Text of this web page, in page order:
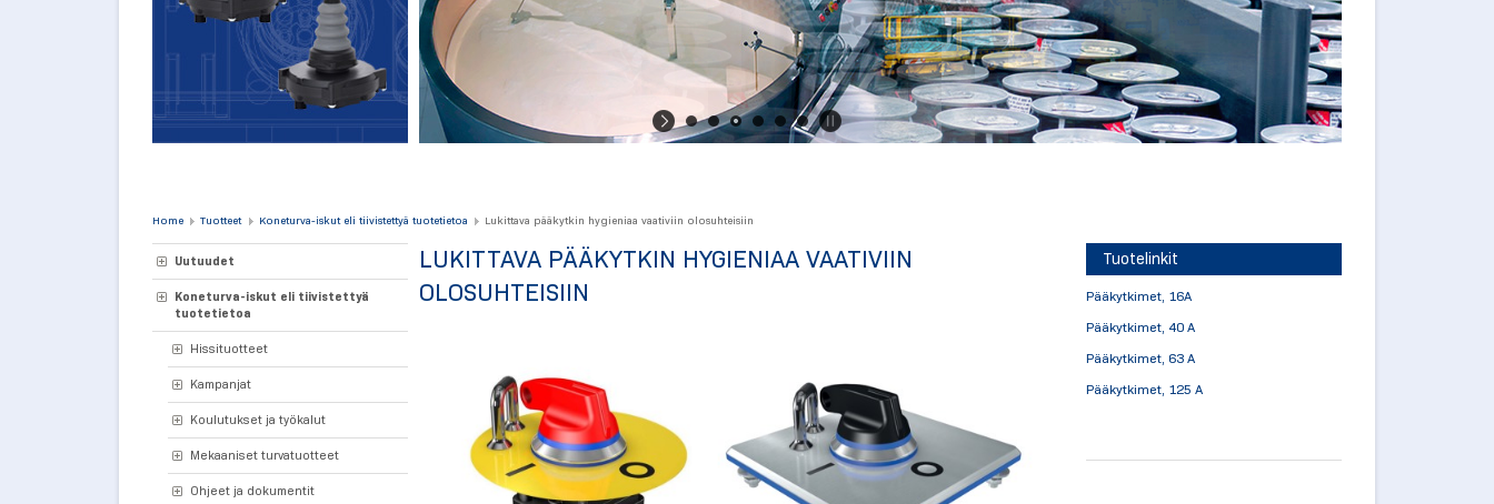
Home Tuotteet Koneturva-iskut eli tiivistettyä tuotetietoa Lukittava pääkytkin hygieniaa vaativiin olosuhteisiin
Uutuudet
Koneturva-iskut eli tiivistettyä
tuotetietoa
Hissituotteet
Kampanjat
Koulutukset ja työkalut
Mekaaniset turvatuotteet
Ohjeet ja dokumentit
LUKITTAVA PÄÄKYTKIN HYGIENIAA VAATIVIIN
OLOSUHTEISIIN
Tuotelinkit
Pääkytkimet, 16A
Pääkytkimet, 40 A
Pääkytkimet, 63 A
Pääkytkimet, 125 A